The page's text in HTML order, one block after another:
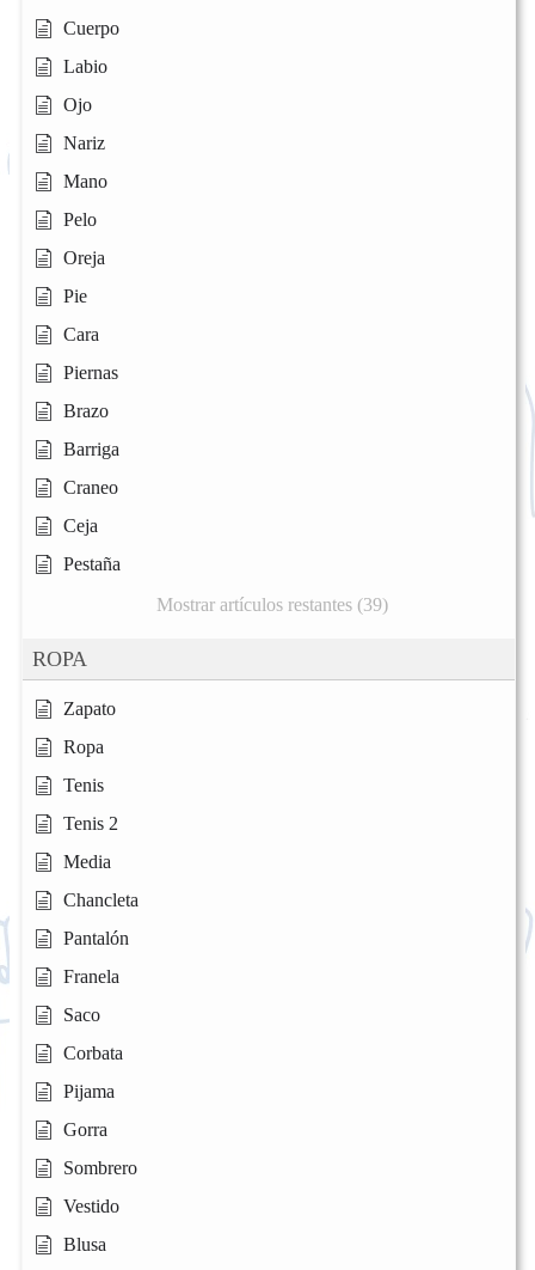
Cuerpo
Labio
Ojo
Nariz
Mano
Pelo
Oreja
Pie
Cara
Piernas
Brazo
Barriga
Craneo
Ceja
Pestaña
Mostrar artículos restantes (39)
ROPA
Zapato
Ropa
Tenis
Tenis 2
Media
Chancleta
Pantalón
Franela
Saco
Corbata
Pijama
Gorra
Sombrero
Vestido
Blusa